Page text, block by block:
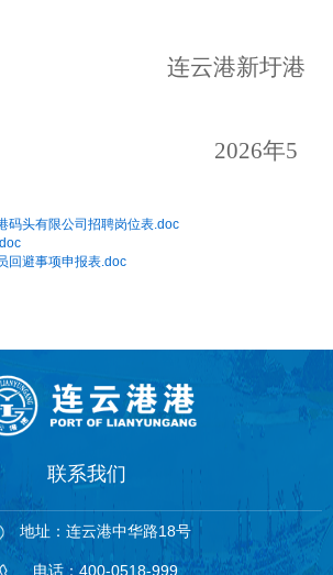
连云港新圩港
2026年5
码头有限公司招聘岗位表.doc
回避事项申报表.doc
联系我们
地址：连云港中华路18号
电话：400-0518-999